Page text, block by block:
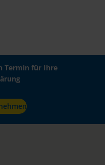
Termin für Ihre